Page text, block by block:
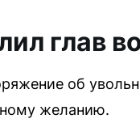
глав
об
желанию.